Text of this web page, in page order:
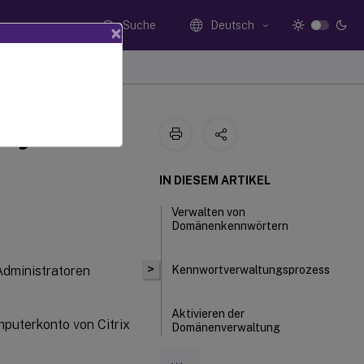
Suche Deutsch
von Citrix
>
IN DIESEM ARTIKEL
Verwalten von
Domänenkennwörtern
Kennwortverwaltungsprozess
Aktivieren der
Domänenverwaltung
×